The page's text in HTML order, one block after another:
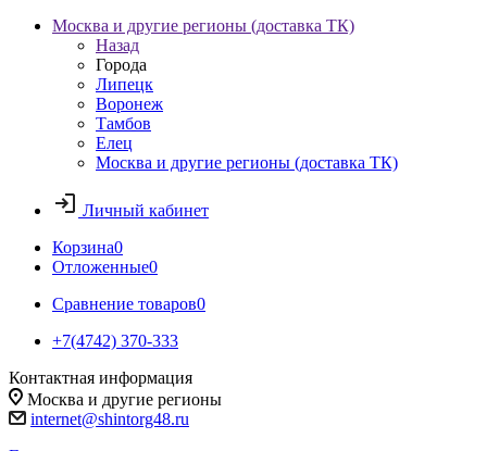
Москва и другие регионы (доставка ТК)
Назад
Города
Липецк
Воронеж
Тамбов
Елец
Москва и другие регионы (доставка ТК)
Личный кабинет
Корзина0
Отложенные0
Сравнение товаров0
+7(4742) 370-333
Контактная информация
Москва и другие регионы
internet@shintorg48.ru